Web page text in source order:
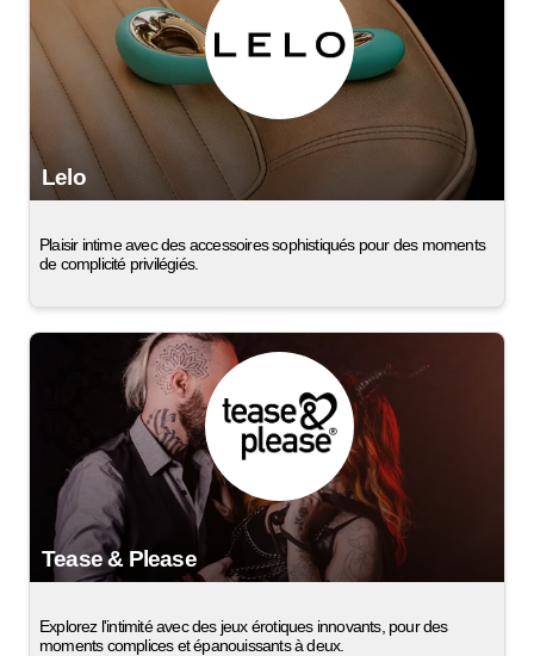
Lelo
Plaisir intime avec des accessoires sophistiqués pour des moments
de complicité privilégiés.
Tease & Please
Explorez l'intimité avec des jeux érotiques innovants, pour des
moments complices et épanouissants à deux.